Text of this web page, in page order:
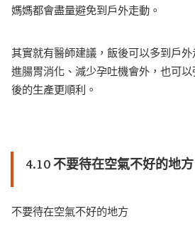
媽媽都會盡量避免到戶外走動。
其實就有醫師建議，飯後可以多到戶
進腸胃消化、減少孕吐機會外，也可
後的生產更順利。
4.10 不要待在空氣不好的地方
不要待在空氣不好的地方